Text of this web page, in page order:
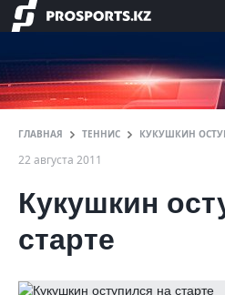
ГЛАВНАЯ ТЕННИС КУКУШКИН
22 августа 2011
Кукушкин
старте